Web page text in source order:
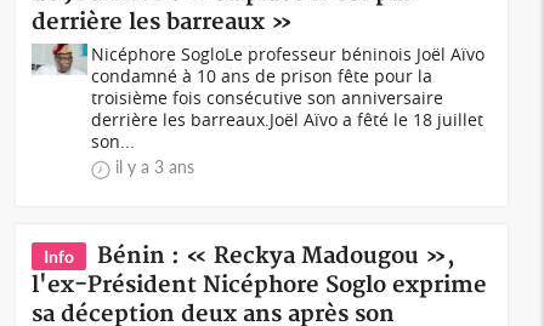
derrière les barreaux »
Nicéphore SogloLe professeur béninois Joël Aïvo
condamné à 10 ans de prison fête pour la
troisième fois consécutive son anniversaire
derrière les barreaux.Joël Aïvo a fêté le 18 juillet
son...
il y a 3 ans
Info
Bénin : « Reckya Madougou »,
l'ex-Président Nicéphore Soglo exprime
sa déception deux ans après son